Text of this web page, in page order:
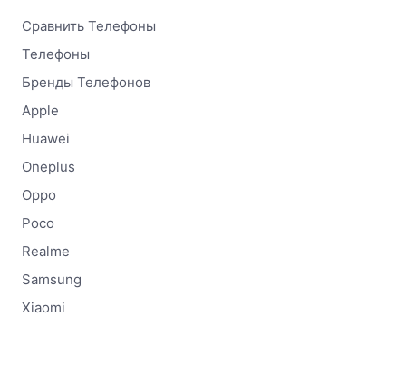
Сравнить Телефоны
Телефоны
Бренды Телефонов
Apple
Huawei
Oneplus
Oppo
Poco
Realme
Samsung
Xiaomi